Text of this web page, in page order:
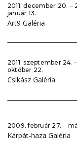
2011. december 20. ‒
január 13.
Art9 Galéria
2011. szeptember 24. ‒
október 22.
Csikász Galéria
2009. február 27. ‒
Kárpát-haza Galéria